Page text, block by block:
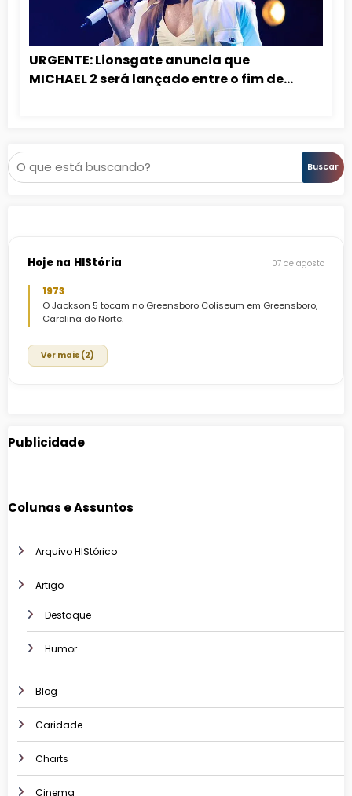
URGENTE: Lionsgate anuncia que
MICHAEL 2 será lançado entre o fim de
2027 e o início de 2028!
Pesquisar Buscar
Hoje na HIStória 07 de agosto
1973
O Jackson 5 tocam no Greensboro Coliseum em Greensboro,
Carolina do Norte.
Ver mais (2)
Publicidade
Colunas e Assuntos
Arquivo HIStórico
Artigo
Destaque
Humor
Blog
Caridade
Charts
Cinema